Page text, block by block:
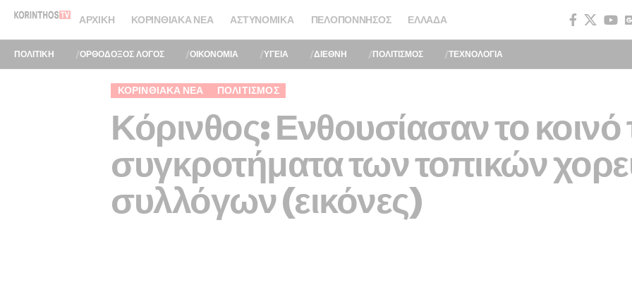
ΑΡΧΙΚΉ ΚΟΡΙΝΘΙΑΚΆ ΝΈΑ ΑΣΤΥΝΟΜΙΚΆ ΠΕΛΟΠΌΝΝΗΣΟΣ ΕΛΛΆΔΑ
ΠΟΛΙΤΙΚΗ ΟΡΘΟΔΟΞΟΣ ΛΟΓΟΣ ΟΙΚΟΝΟΜΙΑ ΥΓΕΙΑ ΔΙΕΘΝΗ ΠΟΛΙΤΙΣΜΟΣ ΤΕΧΝΟΛΟΓΙΑ
ΚΟΡΙΝΘΙΑΚΆ ΝΈΑ ΠΟΛΙΤΙΣΜΌΣ
Κόρινθος: Ενθουσίασαν το κοινό
συγκροτήματα των τοπικών
συλλόγων (εικόνες)